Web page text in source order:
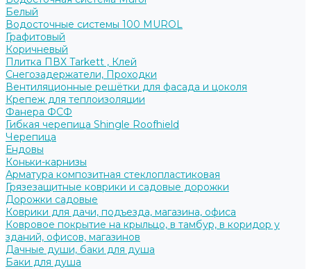
Белый
Водосточные системы 100 MUROL
Графитовый
Коричневый
Плитка ПВХ Tarkett , Клей
Снегозадержатели, Проходки
Вентиляционные решётки для фасада и цоколя
Крепеж для теплоизоляции
Фанера ФСФ
Гибкая черепица Shingle Roofhield
Черепица
Ендовы
Коньки-карнизы
Арматура композитная стеклопластиковая
Грязезащитные коврики и садовые дорожки
Дорожки садовые
Коврики для дачи, подъезда, магазина, офиса
Ковровое покрытие на крыльцо, в тамбур, в коридор у
зданий, офисов, магазинов
Дачные души, баки для душа
Баки для душа